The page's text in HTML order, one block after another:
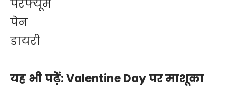
परफ्यूम
पेन
डायरी
यह भी पढ़ें:Valentine Day पर माशूका